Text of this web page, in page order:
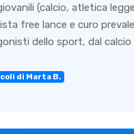
(calcio, atletica
free lance e curo
dello sport, dal calcio
di Marta B.